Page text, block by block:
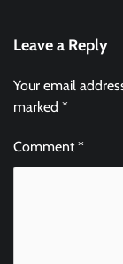
Leave a Reply
Your email
marked *
Comment*